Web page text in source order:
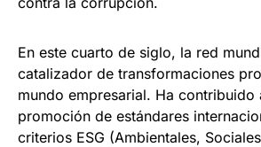
En este cuarto de siglo, la red
catalizador de transformaciones
mundo empresarial. Ha contribuido
promoción de estándares
criterios ESG (Ambientales,